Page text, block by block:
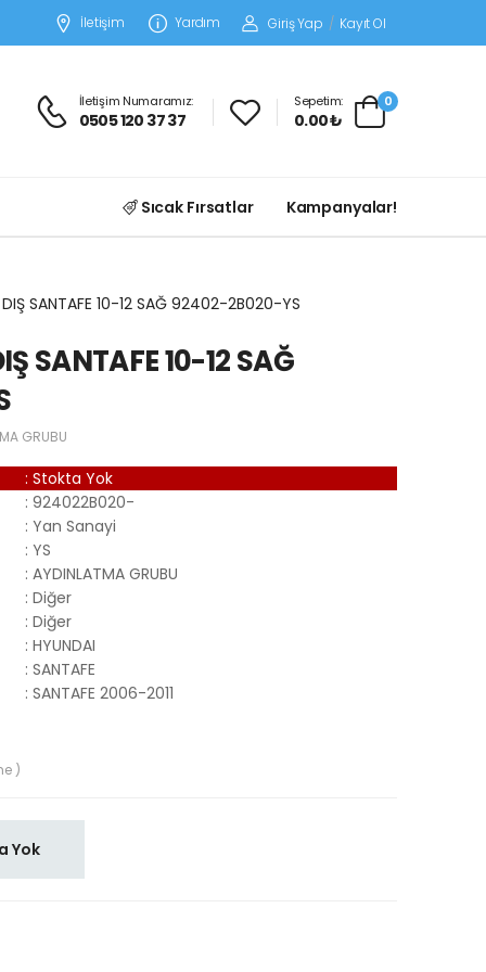
İletişim Yardım Giriş Yap / Kayıt Ol
İletişim Numaramız:
0505 120 37 37
Sepetim:
0.00 ₺
0
Sıcak Fırsatlar Kampanyalar!
DIŞ SANTAFE 10-12 SAĞ 92402-2B020-YS
SANTAFE 10-12 SAĞ
GRUBU
: Stokta Yok
: 924022B020-
: Yan Sanayi
: YS
: AYDINLATMA GRUBU
: Diğer
: Diğer
: HYUNDAI
: SANTAFE
: SANTAFE 2006-2011
)
Yok